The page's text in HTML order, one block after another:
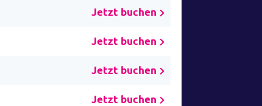
Jetzt buchen
Jetzt buchen
Jetzt buchen
Jetzt buchen